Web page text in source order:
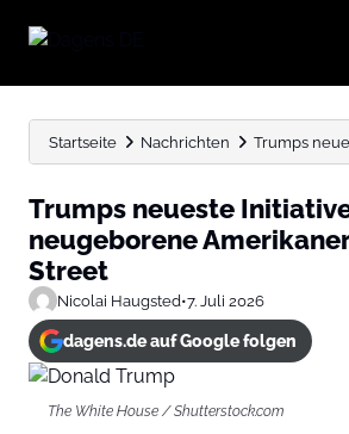
Startseite Nachrichten Trumps
Trumps neueste
neugeborene
Street
Nicolai Haugsted•7. Juli 2026
dagens.de auf Google folgen
The White House / Shutterstock.com